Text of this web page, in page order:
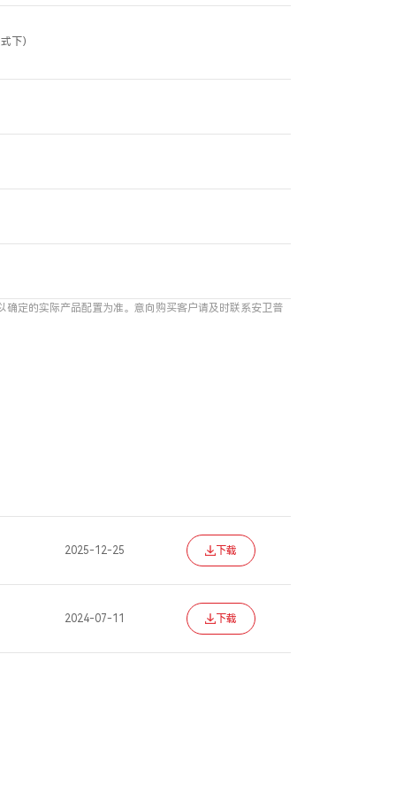
下）
定的实际产品配置为准。意向购买客户请及时联系安卫普
2025-12-25 下载
2024-07-11 下载